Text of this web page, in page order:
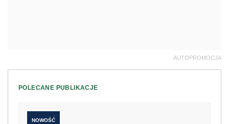
AUTOPROMOCJA
POLECANE PUBLIKACJE
NOWOŚĆ